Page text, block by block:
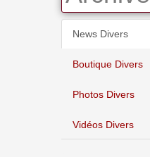
News Divers
Boutique Divers
Photos Divers
Vidéos Divers